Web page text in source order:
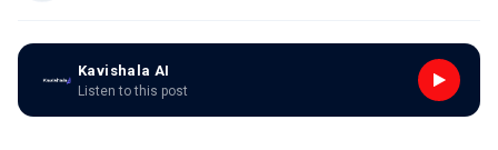
Kavishala AI
Listen to this post